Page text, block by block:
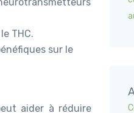
THC.
sur le
aider à réduire